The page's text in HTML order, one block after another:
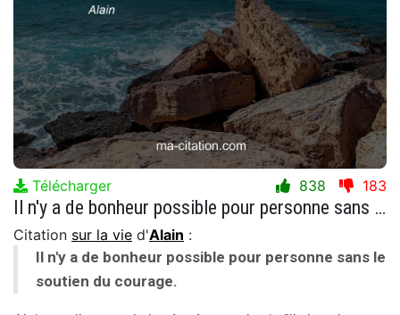
Télécharger 838 183
Il n'y a de bonheur possible pour personne sans le soutien du courage.
Citation sur la vie d'Alain :
Il n'y a de bonheur possible pour personne sans le
soutien du courage.